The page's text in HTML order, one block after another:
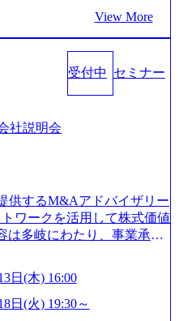
public/images/202505021528
強みを持つITコンサルティ
じく世界のFinTech Ranki
る。ITコンサルティング、
つコンサルタントが集うXs
い知見を持つシンプレクス
制を築いている Xspear社
images/20240925204111_caa9
メンバー情
)一部抜粋 - 伊勢山 昇吾氏:
PMI推進、業務改革等の幅
仁氏：新卒でベイカレン
経てXspearに参画 - 梶田
より半導体需要は世界中で
体製造装置の需要も伸長
vision-production.appspot.co
bb25-43a7-a367-542
storage.googleapis.com/our-visi
https://storag
public/image
4566-aea4-924f21977d35_120
our-vision-production.a
グローバル人財育成を目
プレゼンのポイントを掴
ン研修」、自社キャリア
ア構築をめざす「キャリ
単位の決められた労働時
を社員の自己裁量に委
ながら効率的に働くこと
View More
受付中 セミナー
社説明会
供するM&Aアドバイザリー
ワークを活用して株式価値
は多岐にわたり、事業承継
ニーズに対応 譲渡企業に
、M&A以外の選択肢も尊
長を取り込むスキームの
日(木) 16:00
日(火) 19:30～